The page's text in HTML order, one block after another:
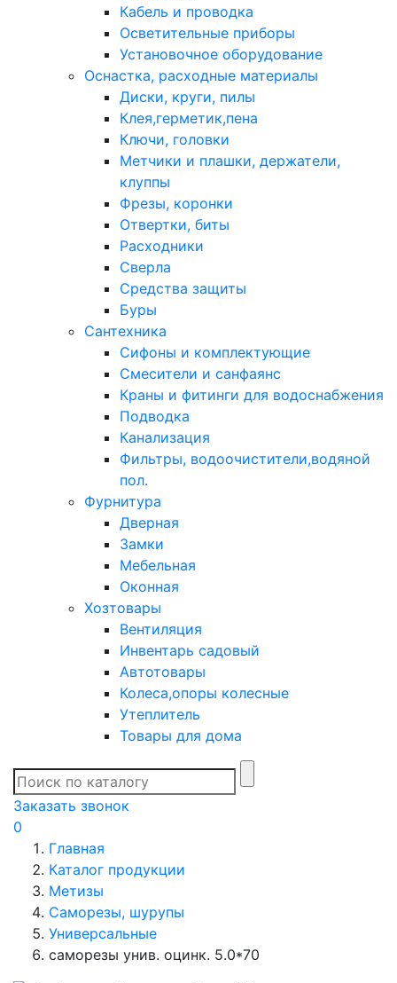
Кабель и проводка
Осветительные приборы
Установочное оборудование
Оснастка, расходные материалы
Диски, круги, пилы
Клея,герметик,пена
Ключи, головки
Метчики и плашки, держатели,
клуппы
Фрезы, коронки
Отвертки, биты
Расходники
Сверла
Средства защиты
Буры
Сантехника
Сифоны и комплектующие
Смесители и санфаянс
Краны и фитинги для водоснабжения
Подводка
Канализация
Фильтры, водоочистители,водяной
пол.
Фурнитура
Дверная
Замки
Мебельная
Оконная
Хозтовары
Вентиляция
Инвентарь садовый
Автотовары
Колеса,опоры колесные
Утеплитель
Товары для дома
Заказать звонок
0
Главная
Каталог продукции
Метизы
Саморезы, шурупы
Универсальные
саморезы унив. оцинк. 5.0*70